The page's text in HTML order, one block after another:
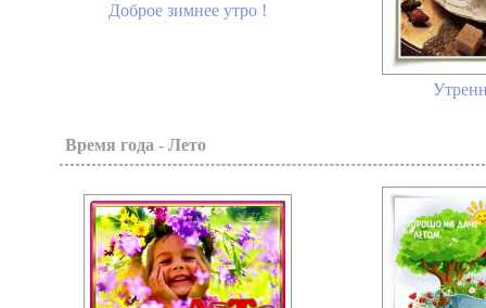
Доброе зимнее утро !
Время года - Лето